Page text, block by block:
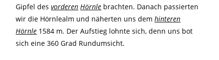
Gipfel desvorderen Hörnle brachten. Danach passierten
wir die Hörnlealm und näherten uns demhinteren
Hörnle 1584 m. Der Aufstieg lohnte sich, denn uns bot
sich eine 360 Grad Rundumsicht.